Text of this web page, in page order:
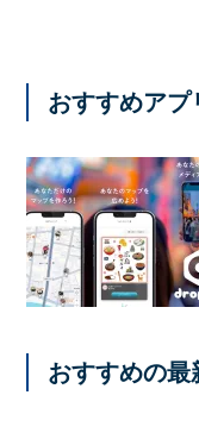
おすすめア
おすすめの最